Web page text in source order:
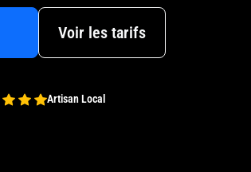
Voir les tarifs
Artisan Local